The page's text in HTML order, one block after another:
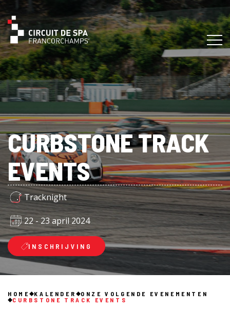
CURBSTONE TRACK
EVENTS
Tracknight
22 - 23 april 2024
INSCHRIJVING
HOME KALENDER
ONZE VOLGENDE EVENEMENTEN
CURBSTONE TRACK EVENTS